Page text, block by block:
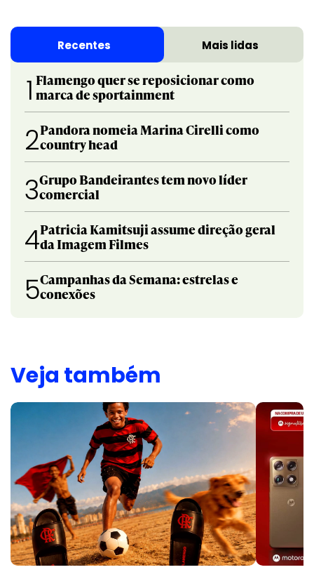
Recentes Mais lidas
1 Flamengo quer se reposicionar como
marca de sportainment
2Pandora nomeia Marina Cirelli como
country head
3Grupo Bandeirantes tem novo líder
comercial
4Patricia Kamitsuji assume direção geral
da Imagem Filmes
5Campanhas da Semana: estrelas e
conexões
Veja também